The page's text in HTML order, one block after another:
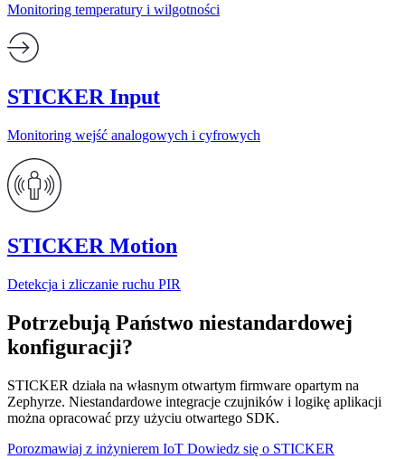
Monitoring temperatury i wilgotności
STICKER Input
Monitoring wejść analogowych i cyfrowych
STICKER Motion
Detekcja i zliczanie ruchu PIR
Potrzebują Państwo niestandardowej
konfiguracji?
STICKER działa na własnym otwartym firmware opartym na
Zephyrze. Niestandardowe integracje czujników i logikę aplikacji
można opracować przy użyciu otwartego SDK.
Porozmawiaj z inżynierem IoT Dowiedz się o STICKER